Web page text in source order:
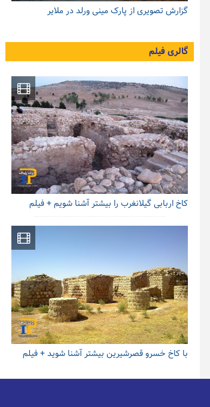
گزارش تصویری از پارک مینی ورلد در ملایر
گالری فیلم
کاخ اربابی گیلانغرب را بیشتر آشنا شویم + فیلم
با کاخ خسرو قصرشیرین بیشتر آشنا شوید + فیلم